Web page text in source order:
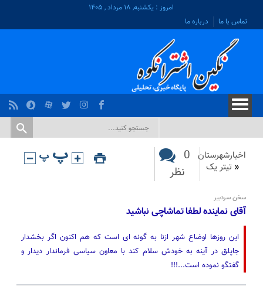
امروز : یکشنبه, ۱۸ مرداد , ۱۴۰۵
تماس با ما
درباره ما
اخبارشهرستان
« تیتر یک
0
نظر
سخن سردبیر
آقای نماینده لطفا تماشاچی نباشید
این روزها اوضاع شهر ازنا به گونه ای است که هم اکنون اگر بخشدار
جاپلق در آینه به خودش سلام کند با معاون سیاسی فرماندار دیدار و
گفتگو نموده است...!!!